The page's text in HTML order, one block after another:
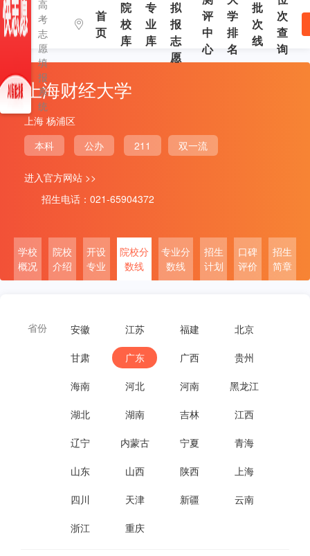
高
考
志
愿
填
报
系
统
首
页
院
校
库
专
业
库
拟
报
志
愿
评
中
心
学
排
名
批
次
线
次
查
询
上海财经大学
上海 杨浦区
本科
公办 211 双一流
进入官方网站 >>
招生电话：021-65904372
学校
概况
院校
介绍
开设
专业
院校分
数线
专业分
数线
招生
计划
口碑
评价
招生
简章
省份 安徽 江苏 福建 北京
甘肃 广东 广西 贵州
海南 河北 河南 黑龙江
湖北 湖南 吉林 江西
辽宁 内蒙古 宁夏 青海
山东 山西 陕西 上海
四川 天津 新疆 云南
浙江 重庆